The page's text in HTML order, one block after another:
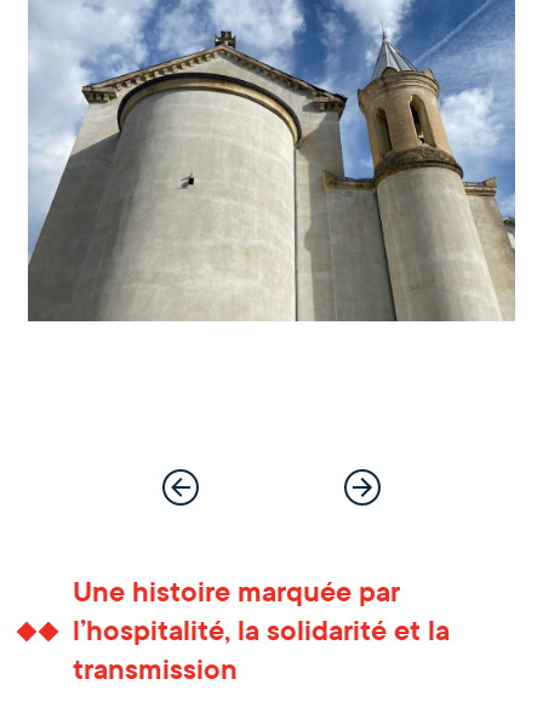
Une histoire marquée par
l’hospitalité, la solidarité et la
transmission